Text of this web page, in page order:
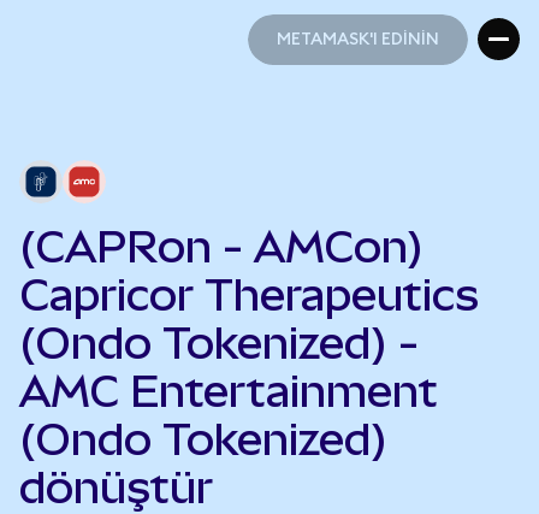
METAMASK'I EDİNİN
(CAPRon - AMCon)
Capricor Therapeutics
(Ondo Tokenized) -
AMC Entertainment
(Ondo Tokenized)
dönüştür